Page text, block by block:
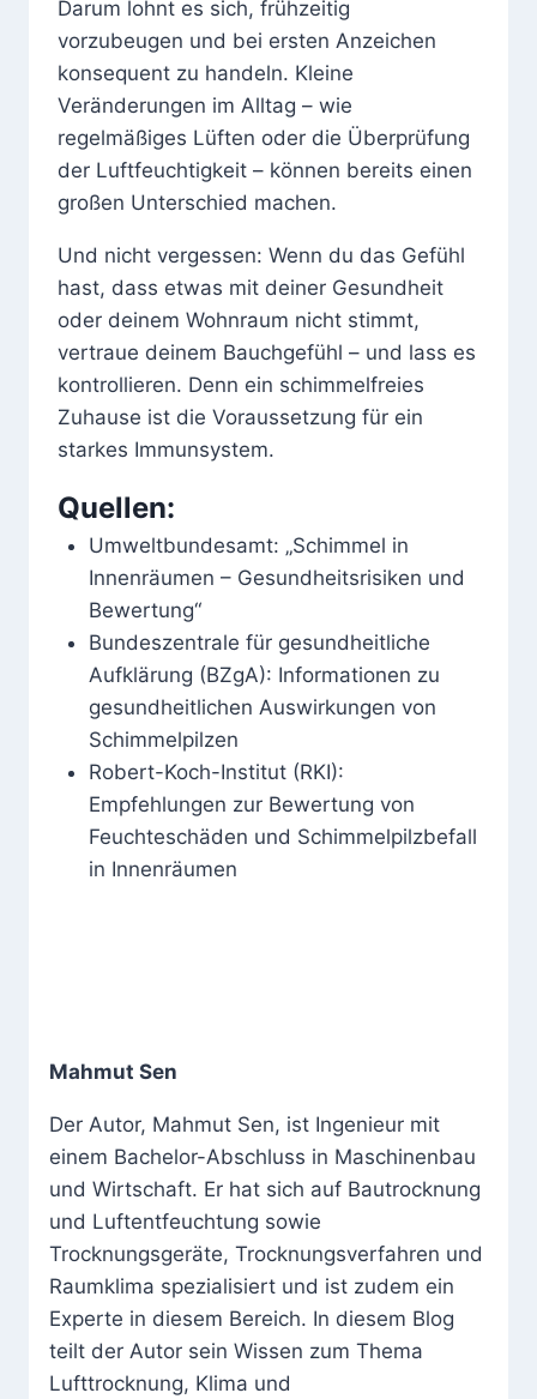
Darum lohnt es sich, frühzeitig
vorzubeugen und bei ersten Anzeichen
konsequent zu handeln. Kleine
Veränderungen im Alltag – wie
regelmäßiges Lüften oder die Überprüfung
der Luftfeuchtigkeit – können bereits einen
großen Unterschied machen.
Und nicht vergessen: Wenn du das Gefühl
hast, dass etwas mit deiner Gesundheit
oder deinem Wohnraum nicht stimmt,
vertraue deinem Bauchgefühl – und lass es
kontrollieren. Denn ein schimmelfreies
Zuhause ist die Voraussetzung für ein
starkes Immunsystem.
Quellen:
Umweltbundesamt: „Schimmel in
Innenräumen – Gesundheitsrisiken und
Bewertung“
Bundeszentrale für gesundheitliche
Aufklärung (BZgA): Informationen zu
gesundheitlichen Auswirkungen von
Schimmelpilzen
Robert-Koch-Institut (RKI):
Empfehlungen zur Bewertung von
Feuchteschäden und Schimmelpilzbefall
in Innenräumen
Mahmut Sen
Der Autor, Mahmut Sen, ist Ingenieur mit
einem Bachelor-Abschluss in Maschinenbau
und Wirtschaft. Er hat sich auf Bautrocknung
und Luftentfeuchtung sowie
Trocknungsgeräte, Trocknungsverfahren und
Raumklima spezialisiert und ist zudem ein
Experte in diesem Bereich. In diesem Blog
teilt der Autor sein Wissen zum Thema
Lufttrocknung, Klima und